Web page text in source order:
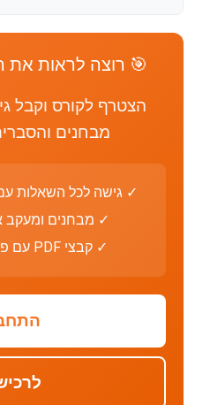
🎯 רוצה לראות את
הצטרף לקורס וקבל
מבחנים
✓ גישה לכל השאלות
✓ מבחנים
✓ קבצי PDF עם פתרונות מלאים